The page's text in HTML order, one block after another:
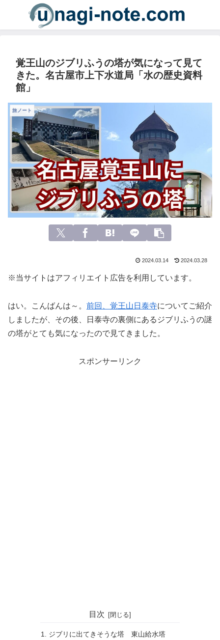
覚王山のジブリふうの塔が気になって見て
きた。名古屋市上下水道局「水の歴史資料
館」
旅ノート
2024.03.14 2024.03.28
※当サイトはアフィリエイト広告を利用しています。
はい。こんばんは～。 前回、覚王山日泰寺についてご紹介
しましたが、その後、日泰寺の裏側にあるジブリふうの謎
の塔がとても気になったので見てきました。
スポンサーリンク
目次
ジブリに出てきそうな塔 東山給水塔